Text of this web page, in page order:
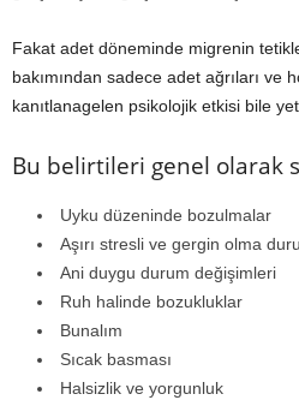
Fakat adet döneminde migrenin
bakımından sadece adet ağrıları ve
kanıtlanagelen psikolojik etkisi bile
Bu belirtileri genel olarak
Uyku düzeninde bozulmalar
Aşırı stresli ve gergin olma
Ani duygu durum değişimleri
Ruh halinde bozukluklar
Bunalım
Sıcak basması
Halsizlik ve yorgunluk